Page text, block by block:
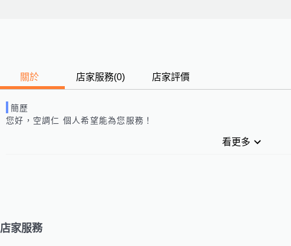
關於 店家服務(0) 店家評價
簡歷
您好， 空調仁 個人希望能為您服務！
看更多
店家服務